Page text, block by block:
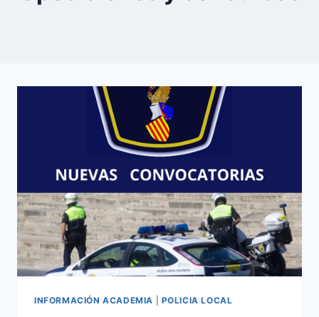
INFORMACIÓN ACADEMIA POLICIA LOCAL